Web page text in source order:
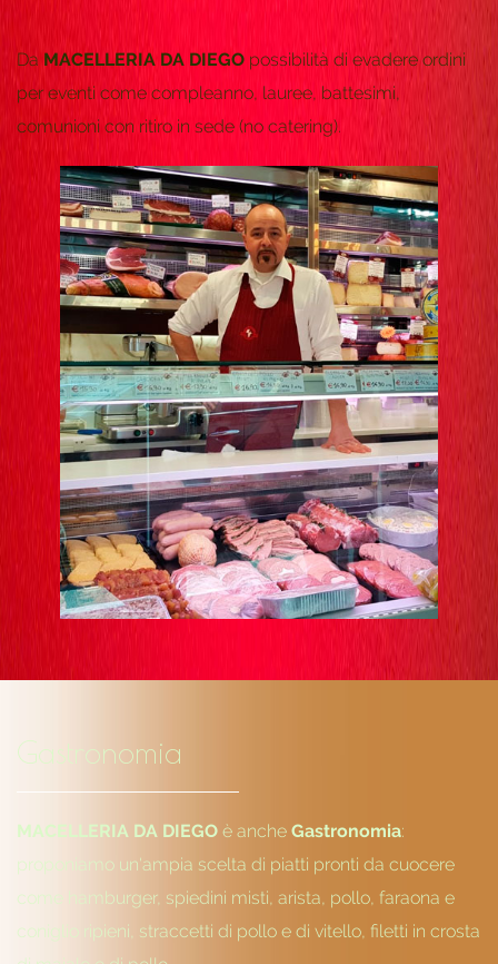
Da MACELLERIA DA DIEGO possibilità di evadere ordini
per eventi come compleanno, lauree, battesimi,
comunioni con ritiro in sede (no catering).
Gastronomia
MACELLERIA DA DIEGO è anche Gastronomia:
proponiamo un'ampia scelta di piatti pronti da cuocere
come hamburger, spiedini misti, arista, pollo, faraona e
coniglio ripieni, straccetti di pollo e di vitello, filetti in crosta